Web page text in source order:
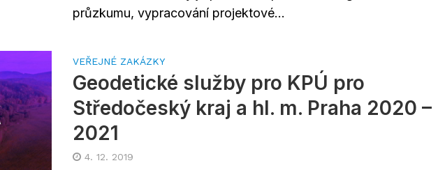
průzkumu, vypracování projektové...
VEŘEJNÉ ZAKÁZKY
Geodetické služby pro KPÚ pro
Středočeský kraj a hl. m. Praha 2020 –
2021
4. 12. 2019